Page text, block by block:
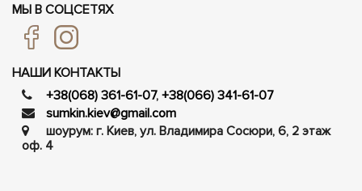
МЫ В СОЦСЕТЯХ
НАШИ КОНТАКТЫ
+38(068) 361-61-07, +38(066) 341-61-07
sumkin.kiev@gmail.com
шоурум: г. Киев, ул. Владимира Сосюри, ​​6, 2 этаж
оф. 4